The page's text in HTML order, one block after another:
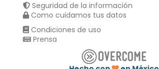
Seguridad de la información
Como cuidamos tus datos
Condiciones de uso
Prensa